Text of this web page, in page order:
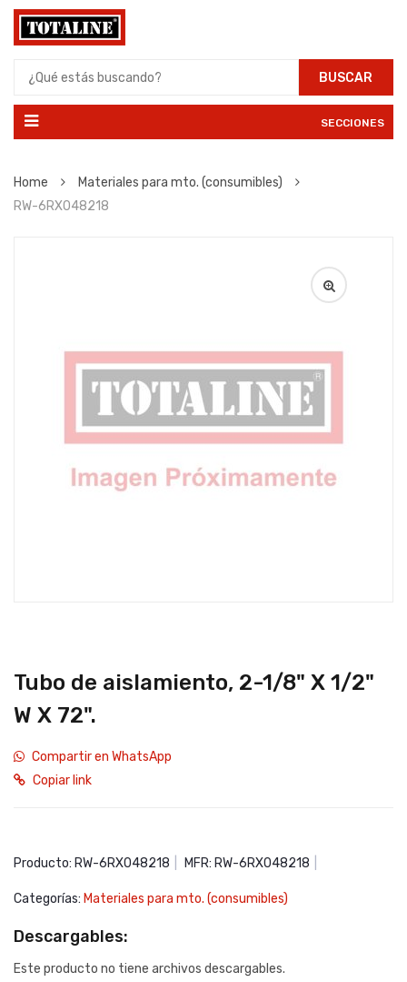
BUSCAR
SECCIONES
Home
Materiales para mto. (consumibles)
RW-6RX048218
Tubo de aislamiento, 2-1/8" X 1/2"
W X 72".
Compartir en WhatsApp
Copiar link
Producto: RW-6RX048218 MFR: RW-6RX048218
Categorías: Materiales para mto. (consumibles)
Descargables:
Este producto no tiene archivos descargables.